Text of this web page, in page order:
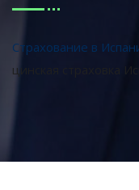
Страхование в
цинская страховка